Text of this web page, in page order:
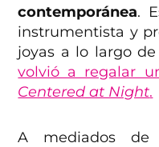
contemporánea.
instrumentista y
joyas a lo largo
volvió a regalar
Centered at Night.
A mediados de